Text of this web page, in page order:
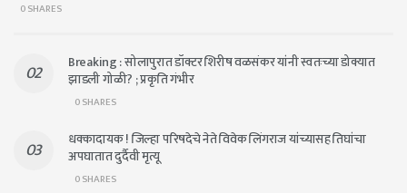
0 SHARES
Breaking : सोलापुरात डॉक्टर शिरीष वळसंकर यांनी स्वतःच्या डोक्यात
झाडली गोळी? ; प्रकृति गंभीर
0 SHARES
धक्कादायक ! जिल्हा परिषदेचे नेते विवेक लिंगराज यांच्यासह तिघांचा
अपघातात दुर्दैवी मृत्यू
0 SHARES